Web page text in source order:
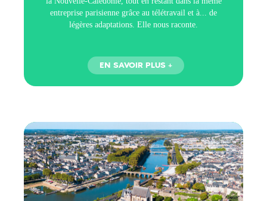
entreprise parisienne grâce au télétravail et à... de
légères adaptations. Elle nous raconte.